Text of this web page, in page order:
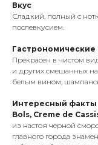
Вкус
Сладкий, полный с
послевкусием.
Гастрономические
Прекрасен в чистом
и других смешанных
белым вином,
Интересный факты
Bols, Creme de
из настоя черной
главного города